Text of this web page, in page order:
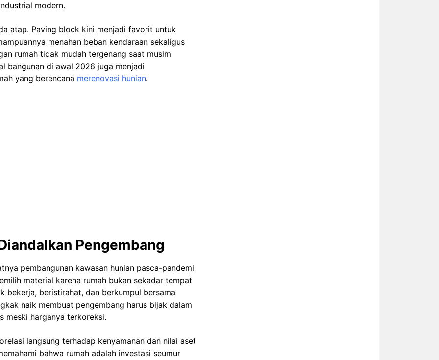
modern.
atap. Paving block kini menjadi favorit untuk
menahan beban kendaraan sekaligus
rumah tidak mudah tergenang saat musim
bangunan di awal 2026 juga menjadi
yang berencana merenovasi hunian.
Pengembang
pembangunan kawasan hunian pasca-pandemi.
material karena rumah bukan sekadar tempat
beristirahat, dan berkumpul bersama
naik membuat pengembang harus bijak dalam
meski harganya terkoreksi.
langsung terhadap kenyamanan dan nilai aset
bahwa rumah adalah investasi seumur